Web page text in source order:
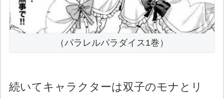
（パラレルパラダイス1巻）
続いてキャラクターは双子のモナとリ